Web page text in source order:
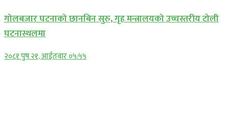
गोलबजार घटनाको छानबिन सुरु, गृह मन्त्रालयको उच्चस्तरीय टोली
घटनास्थलमा
२०८१ पुष २१, आईतवार ०५:५५